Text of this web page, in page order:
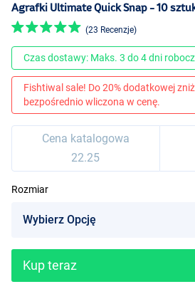
Agrafki Ultimate Quick Snap - 10
(23 Recenzje)
Czas dostawy: Maks. 3 do 4 dni
Fishtiwal sale! Do 20% dodatkowej
bezpośrednio wliczona w cenę.
Cena katalogowa
22.25
Rozmiar
Kup teraz